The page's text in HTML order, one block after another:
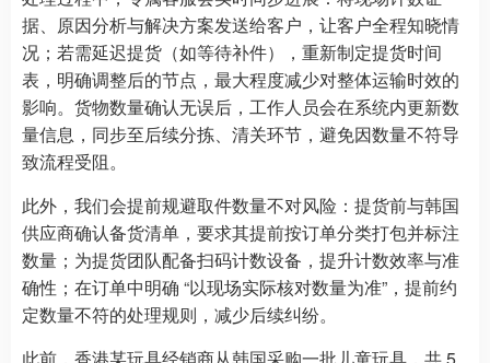
据、原因分析与解决方案发送给客户，让客户全程知晓情
况；若需延迟提货（如等待补件），重新制定提货时间
表，明确调整后的节点，最大程度减少对整体运输时效的
影响。货物数量确认无误后，工作人员会在系统内更新数
量信息，同步至后续分拣、清关环节，避免因数量不符导
致流程受阻。
此外，我们会提前规避取件数量不对风险：提货前与韩国
供应商确认备货清单，要求其提前按订单分类打包并标注
数量；为提货团队配备扫码计数设备，提升计数效率与准
确性；在订单中明确 “以现场实际核对数量为准”，提前约
定数量不符的处理规则，减少后续纠纷。